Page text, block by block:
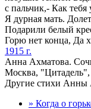
с пальчик,- Как
Я дурная мать.
Подарили белый
Горю нет конца, Да
1915 г.
Анна Ахматова.
Москва, "Цитадель",
Другие стихи Анны
» Когда о